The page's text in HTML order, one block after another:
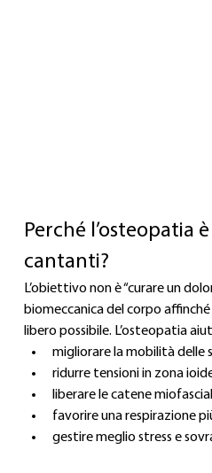
Perché l’osteopatia
cantanti?
L’obiettivo non è “curare un
biomeccanica del corpo
libero possibile. L’osteopatia
migliorare la mobilità delle
ridurre tensioni in zona
liberare le catene
favorire una respirazione
gestire meglio stress e